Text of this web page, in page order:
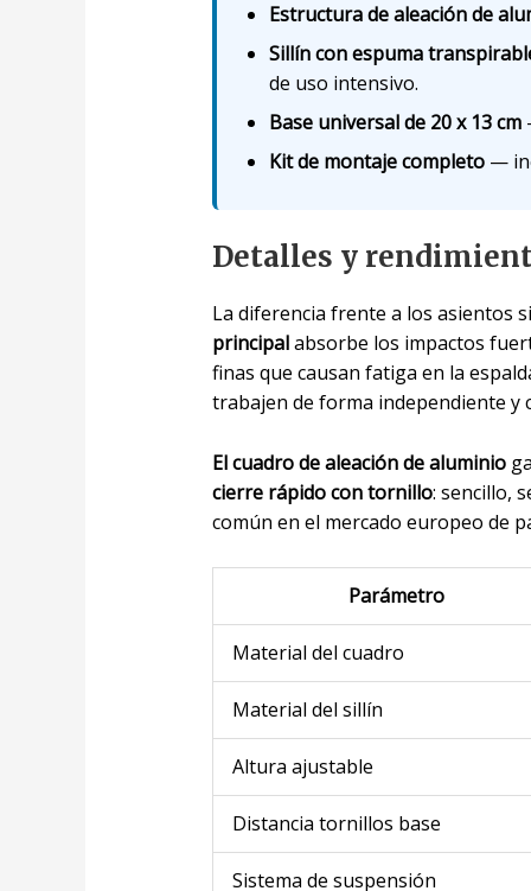
Estructura de aleación de
Sillín con espuma
de uso intensivo.
Base universal de 20 x 13 cm
Kit de montaje completo—
Detalles y
La diferencia frente a los asientos
principalabsorbe los impactos
finas que causan fatiga en la
trabajen de forma independiente y
El cuadro de aleación de aluminio
cierre rápido con tornillo: sencillo,
común en el mercado europeo de
Parámetro
Material del cuadro
Material del sillín
Altura ajustable
Distancia tornillos base
Sistema de suspensión